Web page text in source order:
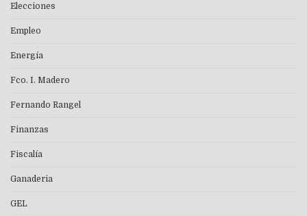
Elecciones
Empleo
Energía
Fco. I. Madero
Fernando Rangel
Finanzas
Fiscalía
Ganaderia
GEL